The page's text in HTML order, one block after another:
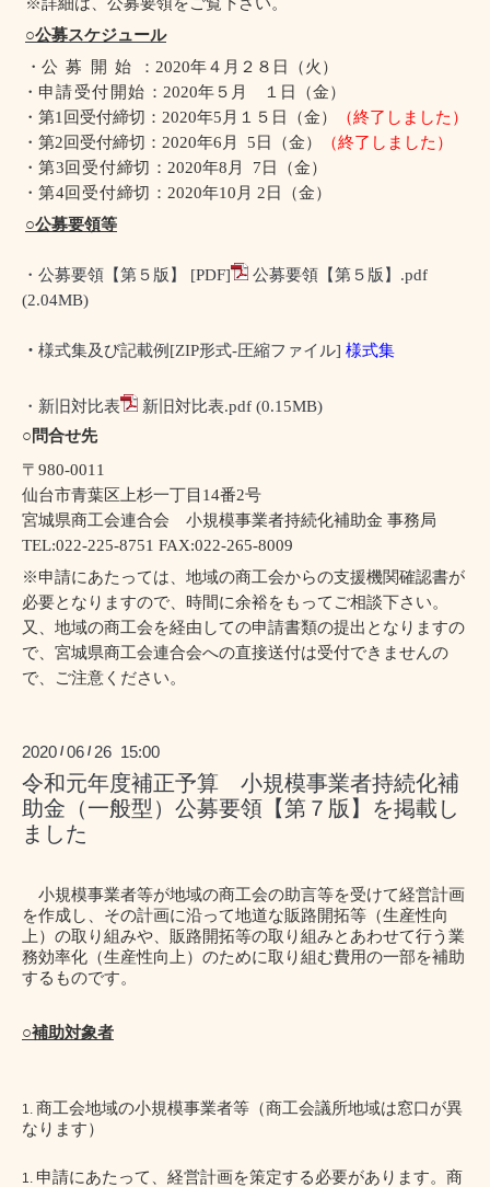
○公募スケジュール
・ 公募開始 ： 2020年４月２８日（火）
・ 申請受付開始 ： 2020年５月 １日（金）
・ 第1 回受付締切 ： 2020年5 月１５日（金）
（終了しました）
・ 第2回受付締切 ： 2020年6 月 5日（金）
（終了しました）
・ 第3回受付締切 ： 2020年8 月 7日（金）
・ 第4回受付締切 ： 2020年10 月 2日（金）
○公募要領等
・公募要領【第５版】 [PDF]
公募要領【第５版】.pdf
(2.04MB)
・ 様式集及び記載例[ZIP形式-圧縮ファイル] 様式集
・新旧対比表 新旧対比表.pdf (0.15MB)
○問合せ先
〒 980-0011
仙台市青葉区上杉一丁目 14番2号
宮城県商工会連合会 小規模事業者持続化補助金 事務局
TEL:022-225-8751 FAX:022-265-8009
※申請にあたっては、地域の商工会からの支援機関確認書が
必要となりますので、時間に余裕をもってご相談下さい。
又、地域の商工会を経由しての申請書類の提出となりますの
で、宮城県商工会連合会への直接送付は受付できませんの
で、ご注意ください。
2020 /06 / 26 15:00
令和元年度補正予算 小規模事業者持続化補
助金（一般型）公募要領【第７版】を掲載し
ました
小規模事業者等が地域の商工会の助言等を受けて経営計画
を作成し、その計画に沿って地道な販路開拓等（生産性向
上）の取り組みや、販路開拓等の取り組みとあわせて行う業
務効率化（生産性向上）のために取り組む費用の一部を補助
するものです。
○補助対象者
商工会地域の小規模事業者等（商工会議所地域は窓口が異
なります）
申請にあたって、経営計画を策定する必要があります。商